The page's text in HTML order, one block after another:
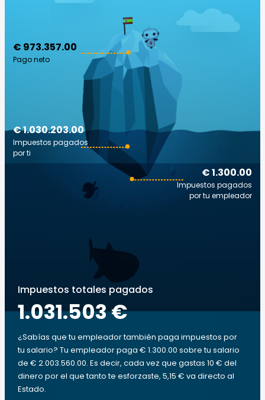
€ 973.357.00
Pago neto
€ 1.300.00
Impuestos pagados
por tu empleador
€ 1.030.203.00
Impuestos pagados
por ti
Impuestos totales pagados
1.031.503 €
¿Sabías que tu empleador también paga impuestos por
tu salario? Tu empleador paga € 1.300.00 sobre tu salario
de € 2.003.560.00. Es decir, cada vez que gastas 10 € del
dinero por el que tanto te esforzaste, 5,15 € va directo al
Estado.